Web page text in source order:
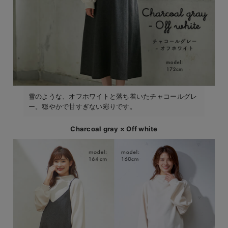
雪のような、オフホワイトと落ち着いたチャコールグレ
ー。穏やかで甘すぎない彩りです。
Charcoal gray × Off white